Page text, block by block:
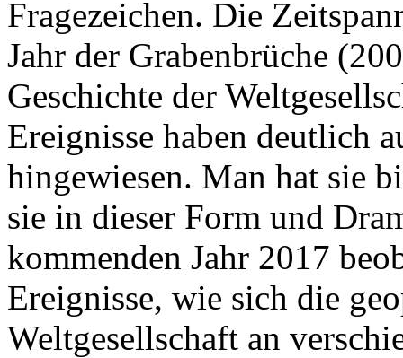
Fragezeichen. Die
Jahr der Grabenbrüche
Geschichte der
Ereignisse haben deutlich
hingewiesen. Man hat sie
sie in dieser Form und
kommenden Jahr 2017
Ereignisse, wie sich die
Weltgesellschaft an